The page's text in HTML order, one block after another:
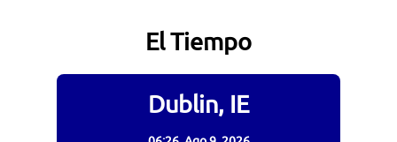
El Tiempo
Dublin, IE